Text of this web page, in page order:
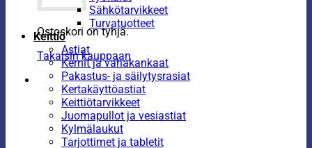
Ostoskori on tyhjä.
Takaisin kauppaan
Sähkötarvikkeet
Turvatuotteet
Keittiö
Astiat
Kernit ja vahakankaat
Pakastus- ja säilytysrasiat
Kertakäyttöastiat
Keittiötarvikkeet
Juomapullot ja vesiastiat
Kylmälaukut
Tarjottimet ja tabletit